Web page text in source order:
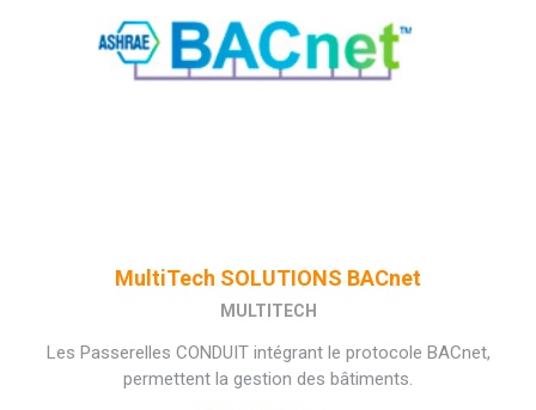
MultiTech SOLUTIONS BACnet
MULTITECH
Les Passerelles CONDUIT intégrant le protocole BACnet,
permettent la gestion des bâtiments.